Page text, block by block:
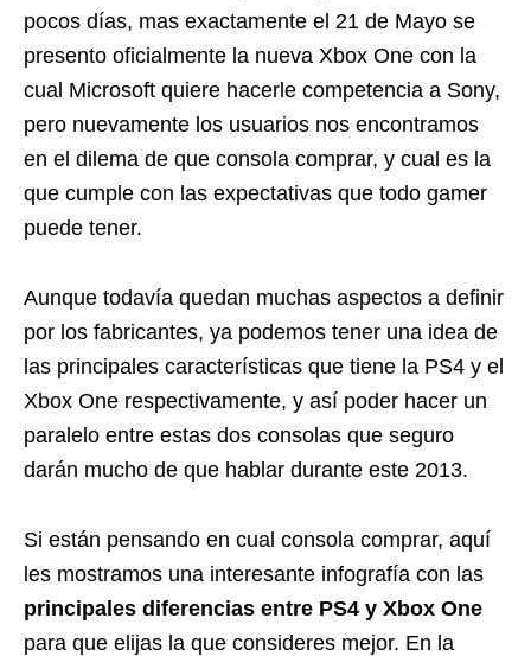
pocos días, mas exactamente el 21 de Mayo se
presento oficialmente la nueva Xbox One con la
cual Microsoft quiere hacerle competencia a Sony,
pero nuevamente los usuarios nos encontramos
en el dilema de que consola comprar, y cual es la
que cumple con las expectativas que todo gamer
puede tener.
Aunque todavía quedan muchas aspectos a definir
por los fabricantes, ya podemos tener una idea de
las principales características que tiene la PS4 y el
Xbox One respectivamente, y así poder hacer un
paralelo entre estas dos consolas que seguro
darán mucho de que hablar durante este 2013.
Si están pensando en cual consola comprar, aquí
les mostramos una interesante infografía con las
principales diferencias entre PS4 y Xbox One
para que elijas la que consideres mejor. En la